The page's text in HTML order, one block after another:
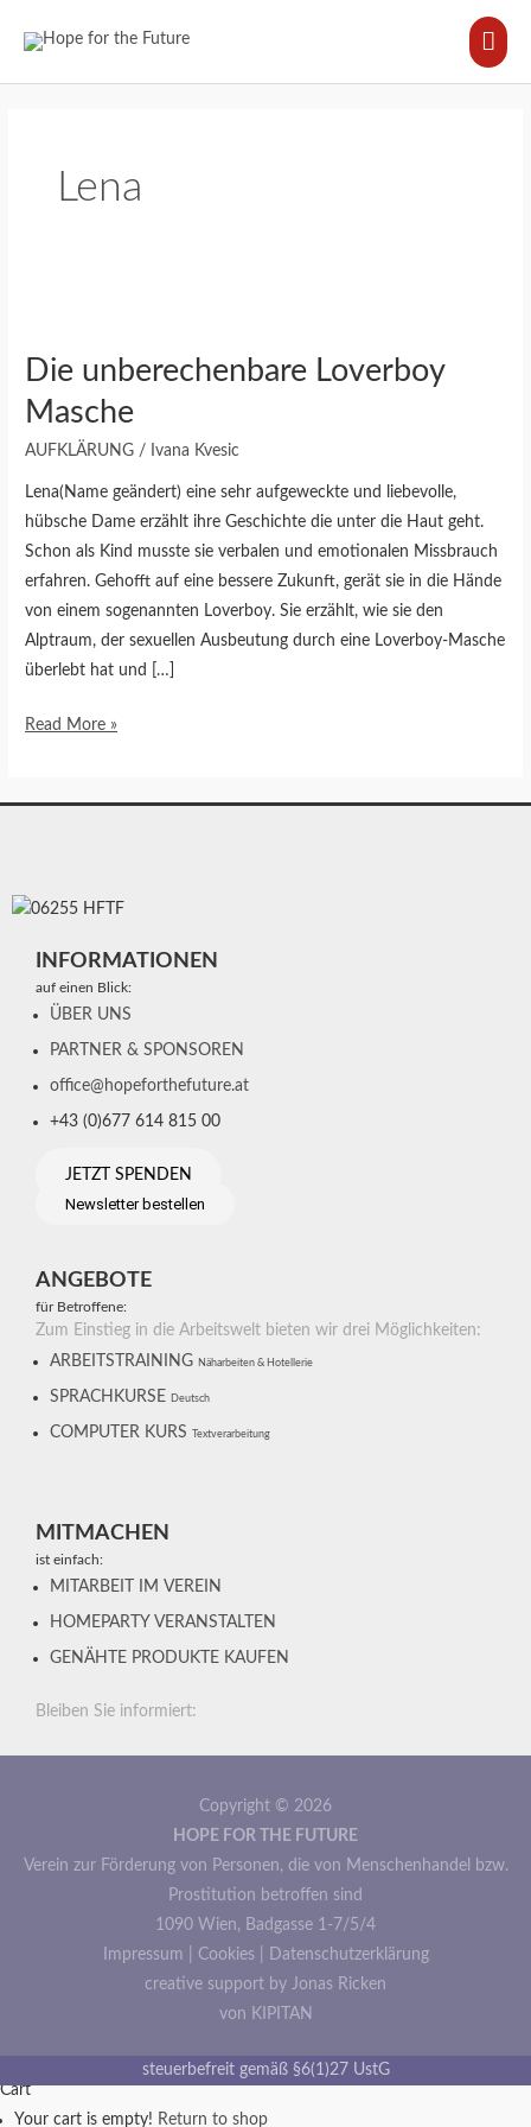
Inhalt
Lena
Die unberechenbare Loverboy
Masche
AUFKLÄRUNG / Ivana Kvesic
Lena(Name geändert) eine sehr aufgeweckte und liebevolle,
hübsche Dame erzählt ihre Geschichte die unter die Haut geht.
Schon als Kind musste sie verbalen und emotionalen Missbrauch
erfahren. Gehofft auf eine bessere Zukunft, gerät sie in die Hände
von einem sogenannten Loverboy. Sie erzählt, wie sie den
Alptraum, der sexuellen Ausbeutung durch eine Loverboy-Masche
überlebt hat und […]
Loverboy
Masche
Read More »
INFORMATIONEN
auf einen Blick:
ÜBER UNS
PARTNER & SPONSOREN
office@hopeforthefuture.at
+43 (0)677 614 815 00
JETZT SPENDEN
Newsletter bestellen
ANGEBOTE
für Betroffene:
Zum Einstieg in die Arbeitswelt bieten wir drei Möglichkeiten:
ARBEITSTRAINING Näharbeiten & Hotellerie
SPRACHKURSE Deutsch
COMPUTER KURS Textverarbeitung
MITMACHEN
ist einfach:
MITARBEIT IM VEREIN
HOMEPARTY VERANSTALTEN
GENÄHTE PRODUKTE KAUFEN
Bleiben Sie informiert:
Copyright © 2026
HOPE FOR THE FUTURE
Verein zur Förderung von Personen, die von Menschenhandel bzw.
Prostitution betroffen sind
1090 Wien, Badgasse 1-7/5/4
Impressum
Cookies|
Datenschutzerklärung
creative support by Jonas Ricken
von KIPITAN
steuerbefreit gemäß §6(1)27 UstG
Cart
Your cart is empty! Return to shop